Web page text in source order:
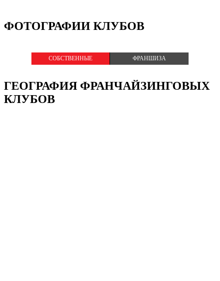
ФОТОГРАФИИ КЛУБОВ
СОБСТВЕННЫЕ ФРАНШИЗА
ГЕОГРАФИЯ ФРАНЧАЙЗИНГОВЫХ
КЛУБОВ